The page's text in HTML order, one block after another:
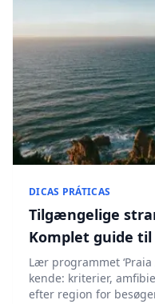
DICAS PRÁTICAS
Tilgængelige
Komplet guide
Lær programmet ‘Praia
kende: kriterier,
efter region for